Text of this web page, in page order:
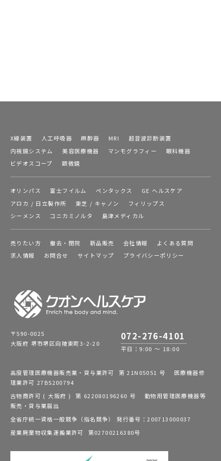
X線装置 人工呼吸器 麻酔器 MRI
超音波診断装置
内視鏡システム
美容医療機器 マンモグラフィー
眼科機器
ビデオスコープ
顕微鏡
オリンパス 富士フイルム ペンタックス
GE ヘルスケア
アロカ / 日立製作所
東芝 / キャノン
フィリップス
シーメンス
コニカミノルタ 島津メディカル
売りたい方 撤去・閉院 新品販売 会社情報
よくある質問
求人情報
お問合せ サイトマップ プライバシーポリシー
〒590-0025
大阪府 堺市堺区向陵東町3-2-20
072-276-4101
平日：9:00 ～ 18:00
高度管理医療機器販売業・貸与業許可 第 21N05051 号 医療機器修
理業許可 27BS200794
古物商許可 ( 大阪府 ) 第 622080196260 号 動物用管理医療機器等
販売・貸与業届出
全省庁統一資格一般競争（指名競争） 発行番号：200713000037
産業廃棄物収集運搬業許可 第02700216380号